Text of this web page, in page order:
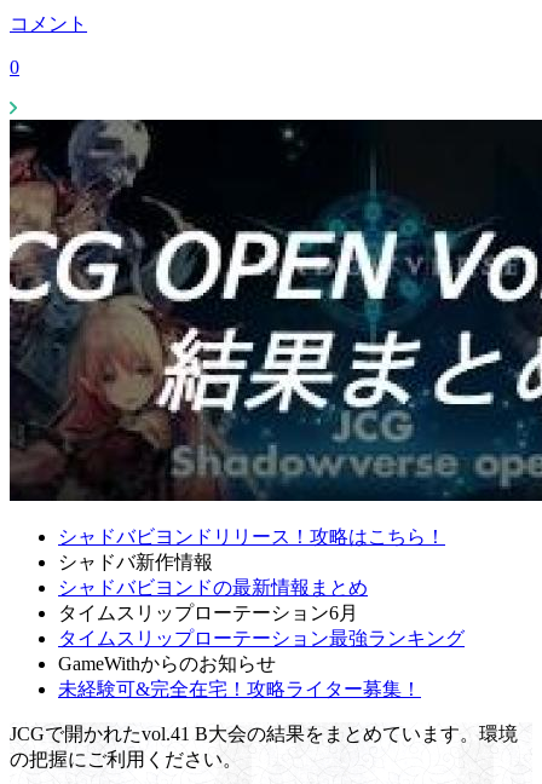
コメント
0
シャドバビヨンドリリース！攻略はこちら！
シャドバ新作情報
シャドバビヨンドの最新情報まとめ
タイムスリップローテーション6月
タイムスリップローテーション最強ランキング
GameWithからのお知らせ
未経験可&完全在宅！攻略ライター募集！
JCGで開かれたvol.41 B大会の結果をまとめています。環境
の把握にご利用ください。